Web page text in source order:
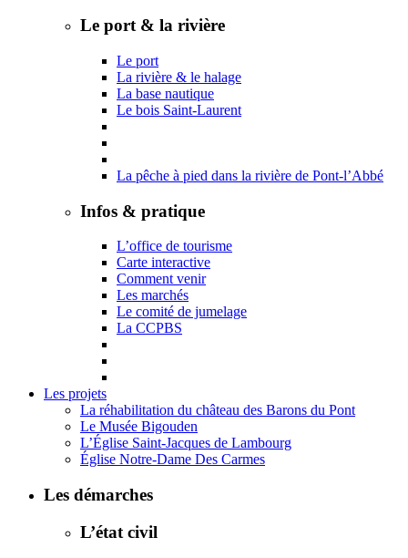
Le port & la rivière
Le port
La rivière & le halage
La base nautique
Le bois Saint-Laurent
La pêche à pied dans la rivière de Pont-l’Abbé
Infos & pratique
L’office de tourisme
Carte interactive
Comment venir
Les marchés
Le comité de jumelage
La CCPBS
Les projets
La réhabilitation du château des Barons du Pont
Le Musée Bigouden
L’Église Saint-Jacques de Lambourg
Église Notre-Dame Des Carmes
Les démarches
L’état civil